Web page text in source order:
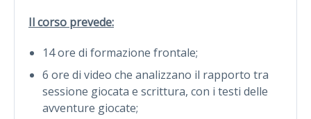
Il corso prevede:
14 ore di formazione frontale;
6 ore di video che analizzano il rapporto tra
sessione giocata e scrittura, con i testi delle
avventure giocate;